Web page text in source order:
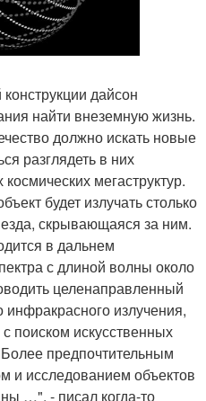
дайсон
найти внеземную жизнь.
должно искать новые
разглядеть в них
мегаструктур.
будет излучать столько
скрывающаяся за ним.
в дальнем
с длиной волны около
целенаправленный
инфракрасного излучения,
поиском искусственных
предпочтительным
и исследованием объектов
…", - писал когда-то